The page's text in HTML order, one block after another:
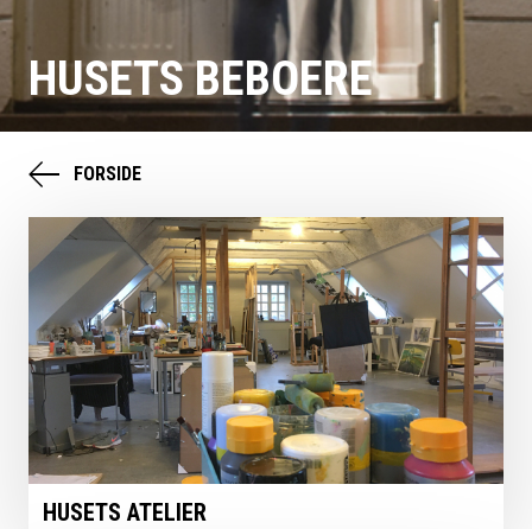
HUSETS BEBOERE
FORSIDE
HUSETS ATELIER